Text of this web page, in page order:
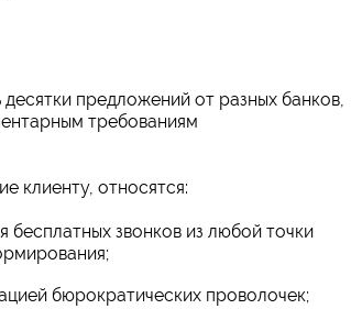
предложений от разных банков,
требованиям
клиенту, относятся:
звонков из любой точки
бюрократических проволочек;